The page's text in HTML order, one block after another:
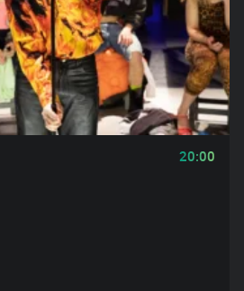
20:00